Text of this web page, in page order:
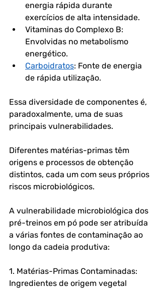
energia rápida durante
exercícios de alta intensidade.
Vitaminas do Complexo B:
Envolvidas no metabolismo
energético.
Carboidratos: Fonte de energia
de rápida utilização.
Essa diversidade de componentes é,
paradoxalmente, uma de suas
principais vulnerabilidades.
Diferentes matérias-primas têm
origens e processos de obtenção
distintos, cada um com seus próprios
riscos microbiológicos.
A vulnerabilidade microbiológica dos
pré-treinos em pó pode ser atribuída
a várias fontes de contaminação ao
longo da cadeia produtiva:
1. Matérias-Primas Contaminadas:
Ingredientes de origem vegetal